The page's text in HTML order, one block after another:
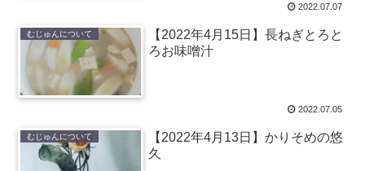
2022.07.07
むじゅんについて
【2022年4月15日】長ねぎとろと
ろお味噌汁
2022.07.05
むじゅんについて
【2022年4月13日】かりそめの悠
久